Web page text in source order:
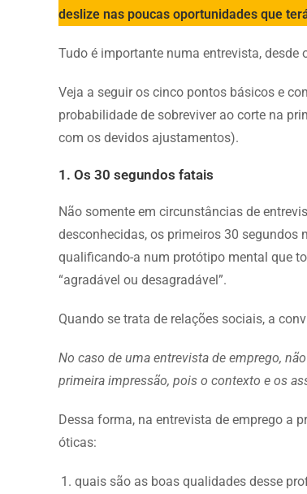
deslize nas poucas oportunidades que
Tudo é importante numa entrevista,
Veja a seguir os cinco pontos básicos e
probabilidade de sobreviver ao corte na
com os devidos ajustamentos).
1. Os 30 segundos fatais
Não somente em circunstâncias de
desconhecidas, os primeiros 30
qualificando-a num protótipo mental que
“agradável ou desagradável”.
Quando se trata de relações sociais, a
No caso de uma entrevista de emprego,
primeira impressão, pois o contexto e os
Dessa forma, na entrevista de emprego a
óticas:
quais são as boas qualidades desse